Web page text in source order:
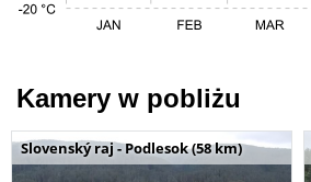
Kamery w pobliżu
Slovenský raj - Podlesok (58 km)